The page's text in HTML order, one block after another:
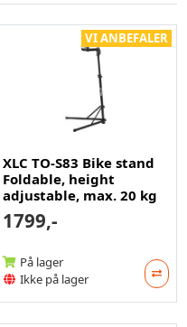
VI ANBEFALER
XLC TO-S83 Bike stand
Foldable, height
adjustable, max. 20 kg
1799,-
På lager
Ikke på lager